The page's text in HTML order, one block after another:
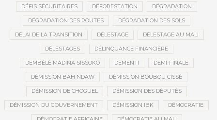
DÉFIS SÉCURITAIRES DÉFORESTATION DÉGRADATION
DÉGRADATION DES ROUTES DÉGRADATION DES SOLS
DÉLAI DE LA TRANSITION DÉLESTAGE DÉLESTAGE AU MALI
DÉLESTAGES DÉLINQUANCE FINANCIÈRE
DEMBÉLÉ MADINA SISSOKO DÉMENTI DEMI-FINALE
DÉMISSION BAH NDAW DÉMISSION BOUBOU CISSÉ
DÉMISSION DE CHOGUEL DÉMISSION DES DÉPUTÉS
DÉMISSION DU GOUVERNEMENT DÉMISSION IBK DÉMOCRATIE